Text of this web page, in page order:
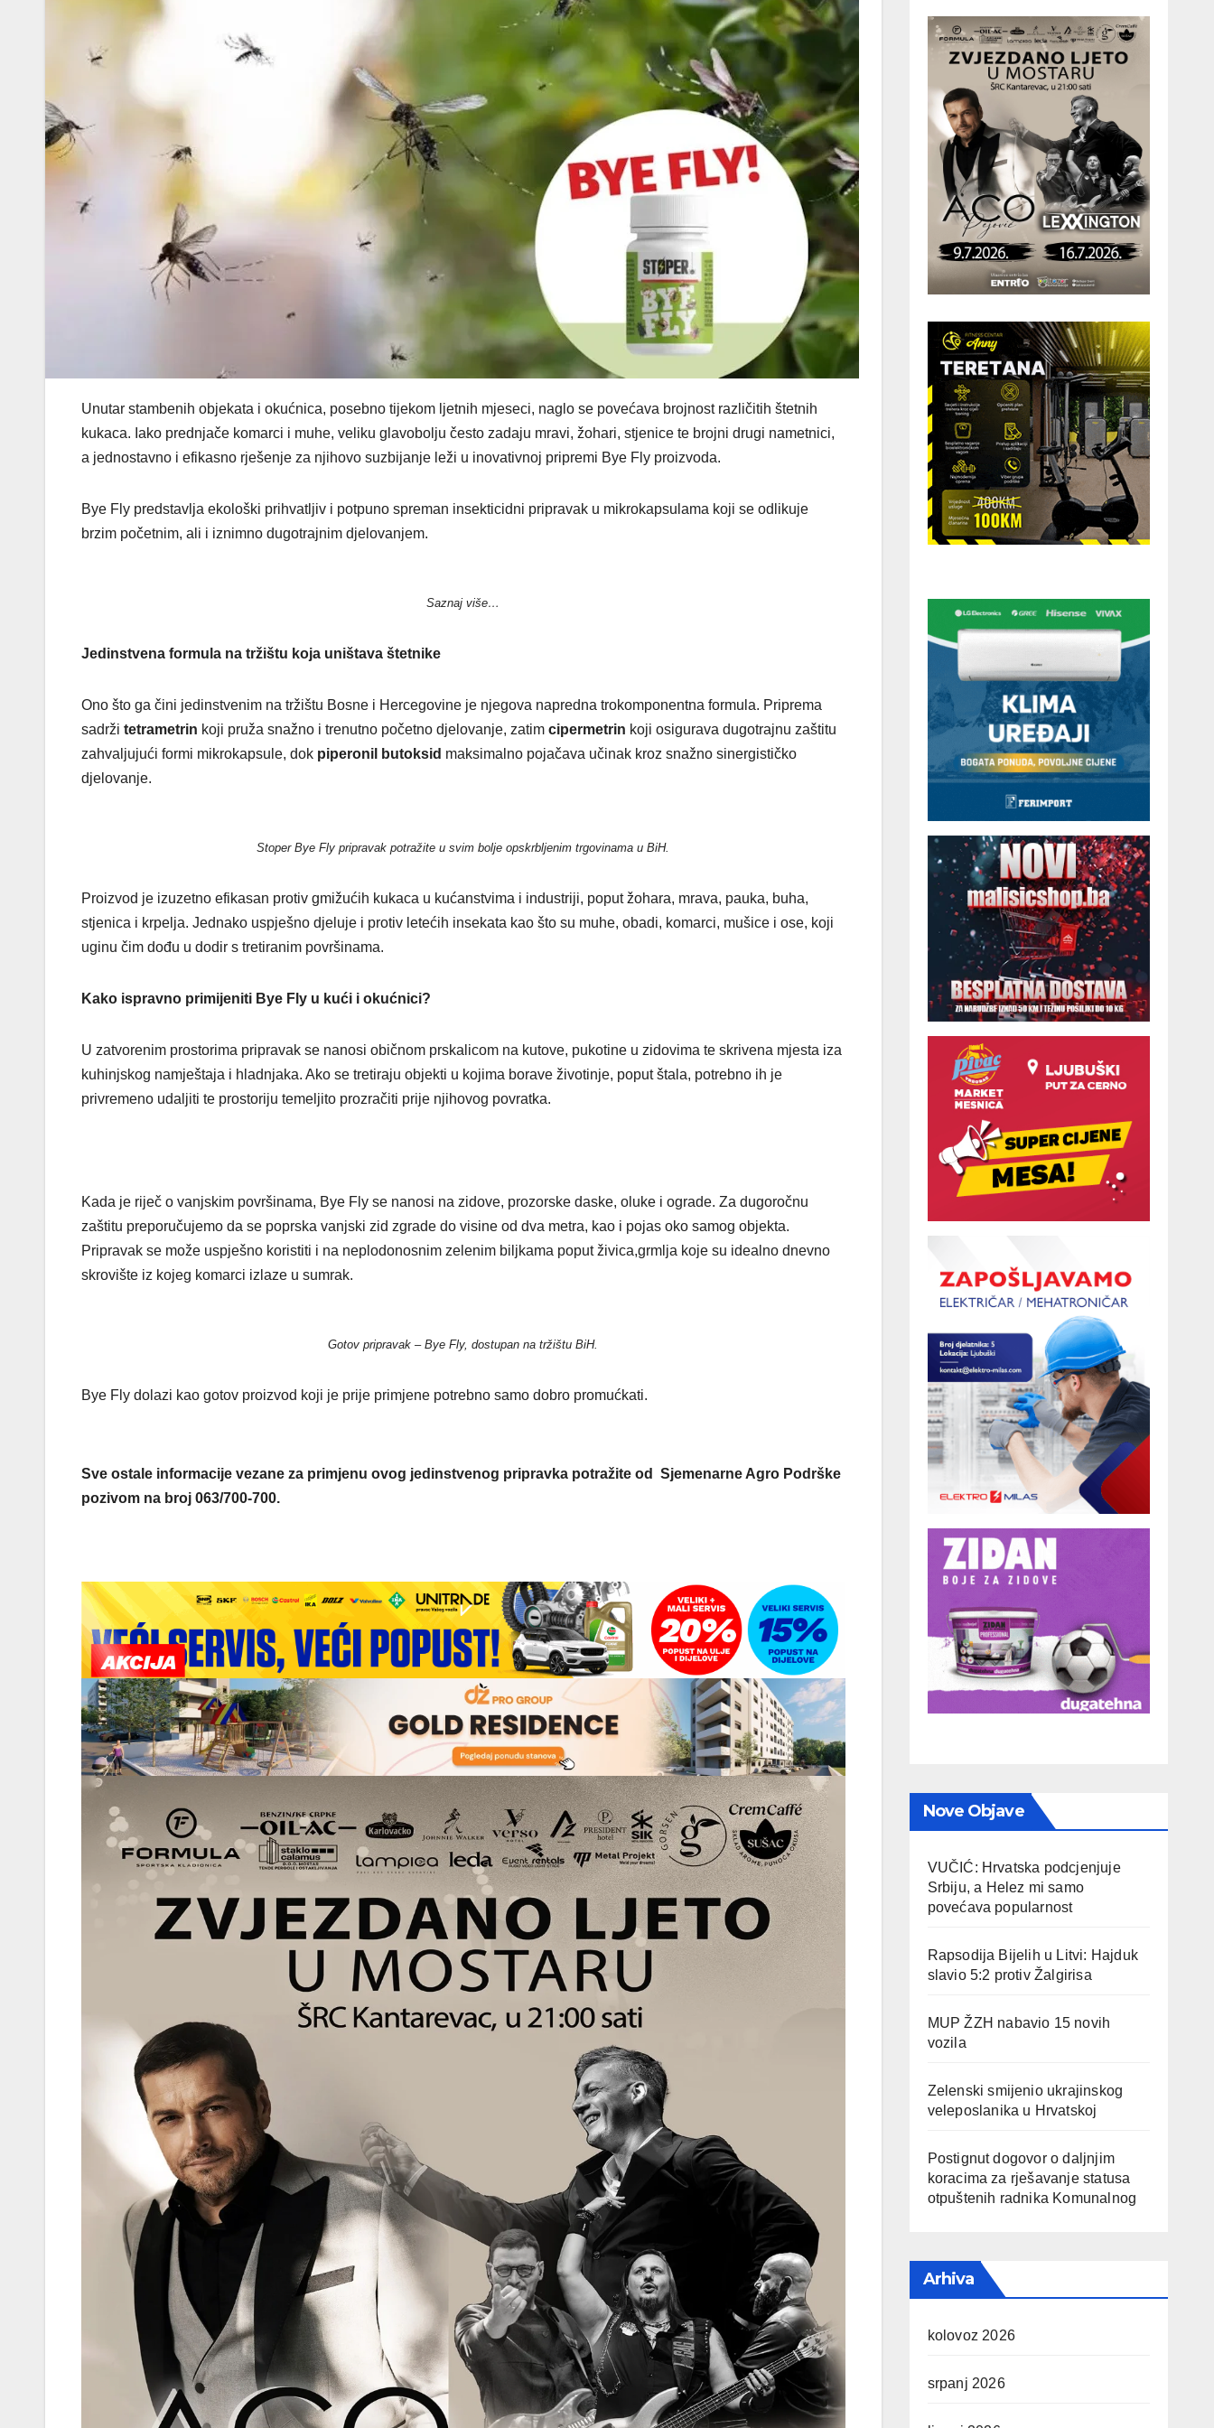
Unutar stambenih objekata i okućnica, posebno tijekom ljetnih mjeseci, naglo se povećava brojnost različitih štetnih
kukaca. Iako prednjače komarci i muhe, veliku glavobolju često zadaju mravi, žohari, stjenice te brojni drugi nametnici,
a jednostavno i efikasno rješenje za njihovo suzbijanje leži u inovativnoj pripremi Bye Fly proizvoda.
Bye Fly predstavlja ekološki prihvatljiv i potpuno spreman insekticidni pripravak u mikrokapsulama koji se odlikuje
brzim početnim, ali i iznimno dugotrajnim djelovanjem.
Saznaj više…
Jedinstvena formula na tržištu koja uništava štetnike
Ono što ga čini jedinstvenim na tržištu Bosne i Hercegovine je njegova napredna trokomponentna formula. Priprema
sadrži tetrametrin koji pruža snažno i trenutno početno djelovanje, zatim cipermetrin koji osigurava dugotrajnu zaštitu
zahvaljujući formi mikrokapsule, dok piperonil butoksid maksimalno pojačava učinak kroz snažno sinergističko
djelovanje.
Stoper Bye Fly pripravak potražite u svim bolje opskrbljenim trgovinama u BiH.
Proizvod je izuzetno efikasan protiv gmižućih kukaca u kućanstvima i industriji, poput žohara, mrava, pauka, buha,
stjenica i krpelja. Jednako uspješno djeluje i protiv letećih insekata kao što su muhe, obadi, komarci, mušice i ose, koji
uginu čim dođu u dodir s tretiranim površinama.
Kako ispravno primijeniti Bye Fly u kući i okućnici?
U zatvorenim prostorima pripravak se nanosi običnom prskalicom na kutove, pukotine u zidovima te skrivena mjesta iza
kuhinjskog namještaja i hladnjaka. Ako se tretiraju objekti u kojima borave životinje, poput štala, potrebno ih je
privremeno udaljiti te prostoriju temeljito prozračiti prije njihovog povratka.
Kada je riječ o vanjskim površinama, Bye Fly se nanosi na zidove, prozorske daske, oluke i ograde. Za dugoročnu
zaštitu preporučujemo da se poprska vanjski zid zgrade do visine od dva metra, kao i pojas oko samog objekta.
Pripravak se može uspješno koristiti i na neplodonosnim zelenim biljkama poput živica,grmlja koje su idealno dnevno
skrovište iz kojeg komarci izlaze u sumrak.
Gotov pripravak – Bye Fly, dostupan na tržištu BiH.
Bye Fly dolazi kao gotov proizvod koji je prije primjene potrebno samo dobro promućkati.
Sve ostale informacije vezane za primjenu ovog jedinstvenog pripravka potražite od Sjemenarne Agro Podrške
pozivom na broj 063/700-700.
Nove Objave
VUČIĆ: Hrvatska podcjenjuje
Srbiju, a Helez mi samo
povećava popularnost
Rapsodija Bijelih u Litvi: Hajduk
slavio 5:2 protiv Žalgirisa
MUP ŽZH nabavio 15 novih
vozila
Zelenski smijenio ukrajinskog
veleposlanika u Hrvatskoj
Postignut dogovor o daljnjim
koracima za rješavanje statusa
otpuštenih radnika Komunalnog
Arhiva
kolovoz 2026
srpanj 2026